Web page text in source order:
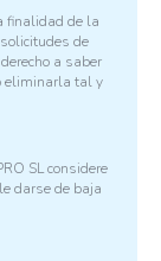
finalidad de la
de
a saber
eliminarla tal y
SL considere
darse de baja